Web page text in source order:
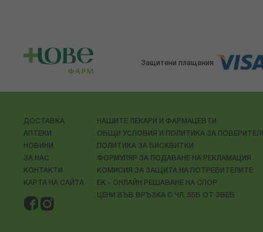
Защитени плащания
ДОСТАВКА
АПТЕКИ
НОВИНИ
ЗА НАС
КОНТАКТИ
КАРТА НА САЙТА
НАШИТЕ ЛЕКАРИ И ФАРМАЦЕВТИ
ОБЩИ УСЛОВИЯ И ПОЛИТИКА ЗА
ПОЛИТИКА ЗА БИСКВИТКИ
ФОРМУЛЯР ЗА ПОДАВАНЕ НА РЕКЛАМАЦИЯ
КОМИСИЯ ЗА ЗАЩИТА НА ПОТРЕБИТЕЛИТЕ
ЕК - ОНЛАЙН РЕШАВАНЕ НА СПОР
ЦЕНИ ВЪВ ВРЪЗКА С ЧЛ. 55Б ОТ ЗВЕБ